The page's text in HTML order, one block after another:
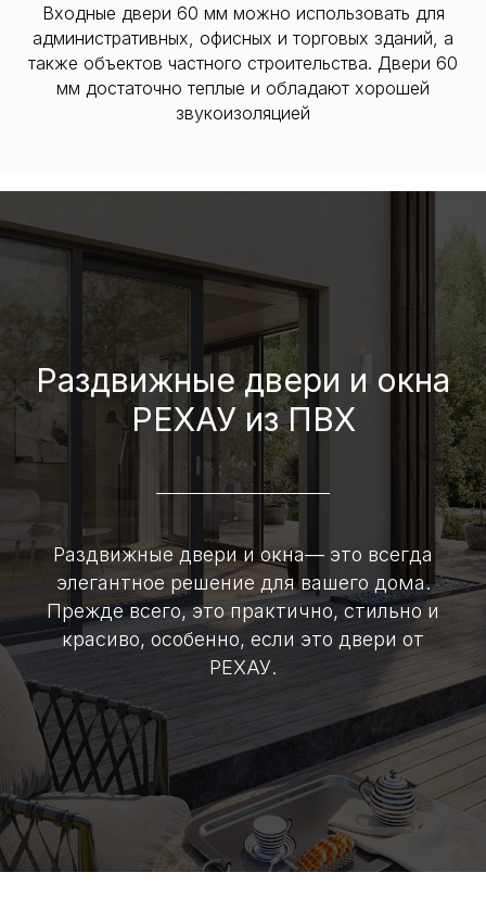
Входные двери 60 мм можно использовать для
административных, офисных и торговых зданий, а
также объектов частного строительства. Двери 60
мм достаточно теплые и обладают хорошей
звукоизоляцией
Раздвижные двери и окна
РЕХАУ из ПВХ
Раздвижные двери и окна— это всегда
элегантное решение для вашего дома.
Прежде всего, это практично, стильно и
красиво, особенно, если это двери от
РЕХАУ.